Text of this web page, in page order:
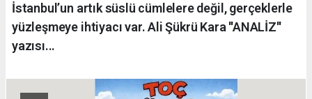
İstanbul’un artık süslü cümlelere değil, gerçeklerle
yüzleşmeye ihtiyacı var. Ali Şükrü Kara ''ANALİZ''
yazısı...